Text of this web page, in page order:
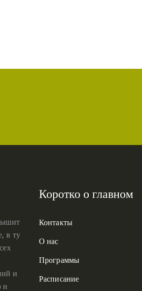
в ту
и
и
Коротко о главном
Контакты
О нас
Программы
Расписание